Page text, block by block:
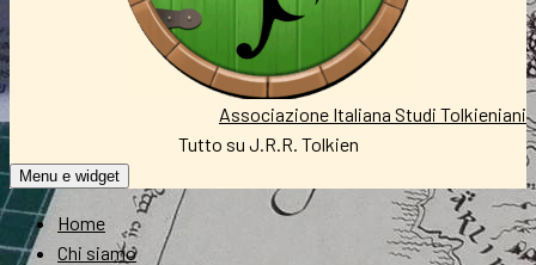
Associazione Italiana Studi Tolkieniani
Tutto su J.R.R. Tolkien
Menu e widget
Home
Chi siamo